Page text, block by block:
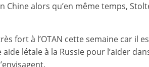
Chine alors qu’en même temps,
fort à l’OTAN cette semaine car il
létale à la Russie pour l’aider